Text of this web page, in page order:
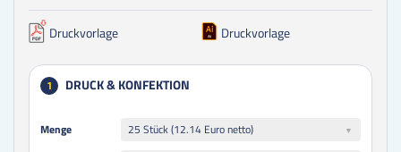
Druckvorlage Druckvorlage
1 DRUCK & KONFEKTION
Menge 25 Stück (12.14 Euro netto)
Menge